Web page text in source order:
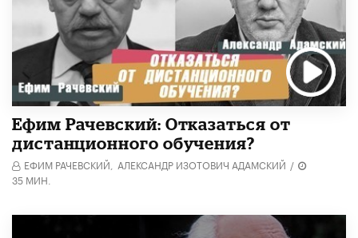
Ефим Рачевский: Отказаться от
дистанционного обучения?
ЕФИМ РАЧЕВСКИЙ, АЛЕКСАНДР ИЗОТОВИЧ АДАМСКИЙ /
35 МИН.